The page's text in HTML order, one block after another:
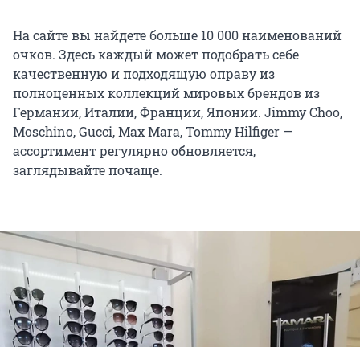
На сайте вы найдете больше 10 000 наименований
очков. Здесь каждый может подобрать себе
качественную и подходящую оправу из
полноценных коллекций мировых брендов из
Германии, Италии, Франции, Японии. Jimmy Choo,
Moschino, Gucci, Max Mara, Tommy Hilfiger —
ассортимент регулярно обновляется,
заглядывайте почаще.